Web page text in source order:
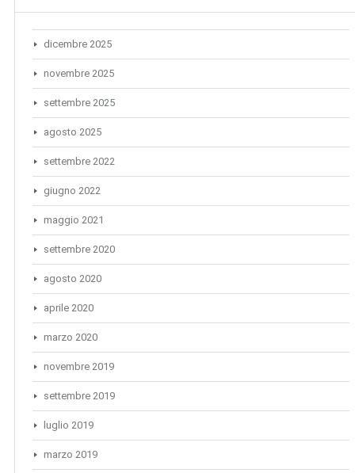
dicembre 2025
novembre 2025
settembre 2025
agosto 2025
settembre 2022
giugno 2022
maggio 2021
settembre 2020
agosto 2020
aprile 2020
marzo 2020
novembre 2019
settembre 2019
luglio 2019
marzo 2019